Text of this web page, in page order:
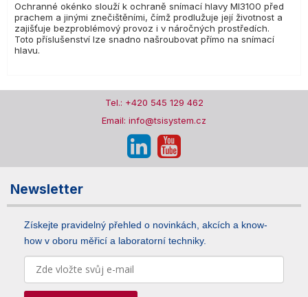
Ochranné okénko slouží k ochraně snímací hlavy MI3100 před
prachem a jinými znečištěními, čímž prodlužuje její životnost a
zajišťuje bezproblémový provoz i v náročných prostředích.
Toto příslušenství lze snadno našroubovat přímo na snímací
hlavu.
Tel.: +420 545 129 462
Email: info@tsisystem.cz
Newsletter
Získejte pravidelný přehled o novinkách, akcích a know-
how v oboru měřicí a laboratorní techniky.